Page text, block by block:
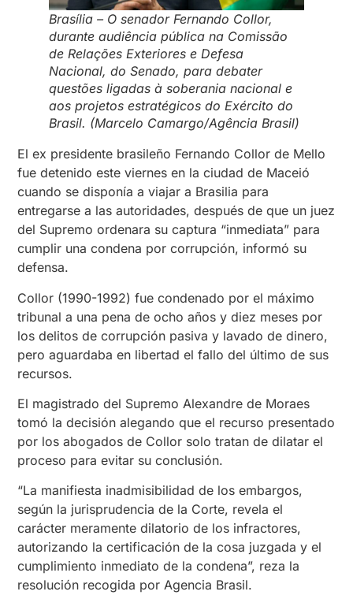
Brasília – O senador Fernando Collor,
durante audiência pública na Comissão
de Relações Exteriores e Defesa
Nacional, do Senado, para debater
questões ligadas à soberania nacional e
aos projetos estratégicos do Exército do
Brasil. (Marcelo Camargo/Agência Brasil)
El ex presidente brasileño Fernando Collor de Mello
fue detenido este viernes en la ciudad de Maceió
cuando se disponía a viajar a Brasilia para
entregarse a las autoridades, después de que un juez
del Supremo ordenara su captura “inmediata” para
cumplir una condena por corrupción, informó su
defensa.
Collor (1990-1992) fue condenado por el máximo
tribunal a una pena de ocho años y diez meses por
los delitos de corrupción pasiva y lavado de dinero,
pero aguardaba en libertad el fallo del último de sus
recursos.
El magistrado del Supremo Alexandre de Moraes
tomó la decisión alegando que el recurso presentado
por los abogados de Collor solo tratan de dilatar el
proceso para evitar su conclusión.
“La manifiesta inadmisibilidad de los embargos,
según la jurisprudencia de la Corte, revela el
carácter meramente dilatorio de los infractores,
autorizando la certificación de la cosa juzgada y el
cumplimiento inmediato de la condena”, reza la
resolución recogida por Agencia Brasil.